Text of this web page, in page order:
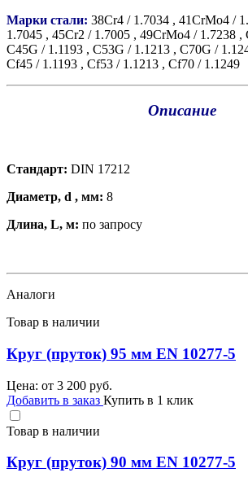
Марки стали: 38Cr4 / 1.7034 , 41CrMo4 /
1.7045 , 45Cr2 / 1.7005 , 49CrMo4 / 1.7238 ,
C45G / 1.1193 , C53G / 1.1213 , C70G /
Cf45 / 1.1193 , Cf53 / 1.1213 , Cf70 / 1.1249
Описание
Стандарт: DIN 17212
Диаметр, d , мм: 8
Длина, L, м: по запросу
Аналоги
Товар в наличии
Круг (пруток) 95 мм EN 10277-5
Цена: от 3 200 руб.
Добавить в заказ Купить в 1 клик
Товар в наличии
Круг (пруток) 90 мм EN 10277-5